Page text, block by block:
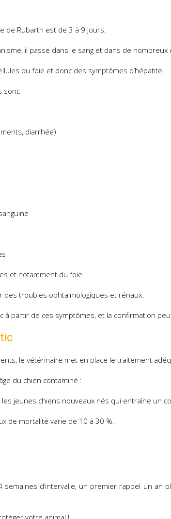
de Rubarth est de 3 à 9 jours.
il passe dans le sang et dans de
du foie et donc des symptômes d’hépatite.
sont:
diarrhée)
et notamment du foie.
des troubles ophtalmologiques et rénaux.
à partir de ces symptômes, et la confirmation
le vétérinaire met en place le traitement
du chien contaminé :
jeunes chiens nouveaux nés qui entraîne un
de mortalité varie de 10 à 30 %.
semaines d’intervalle, un premier rappel un an